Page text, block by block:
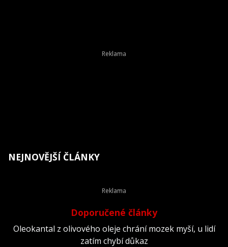
NEJNOVĚJŠÍ ČLÁNKY
Doporučené články
Oleokantal z olivového oleje chrání mozek myší, u lidí
zatím chybí důkaz